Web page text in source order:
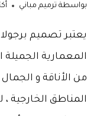
بواسطة ترميم مباني
يعتبر تصميم
المعمارية
من الأناقة و الجمال
المناطق الخارجية